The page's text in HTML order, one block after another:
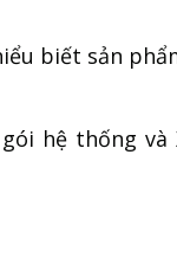
biết sản
hệ thống và